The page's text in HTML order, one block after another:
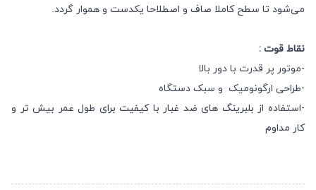
می‌شود تا سطح کاملا صاف و اصطلاحا یکدست و هموار گردد.
نقاط قوت :
-موتور پر قدرت با دور بالا
-طراحی ارگونومیک و سبک دستگاه
-استفاده از بلبرینگ های ضد غبار با کیفیت برای طول عمر بیش تر و
کار مداوم